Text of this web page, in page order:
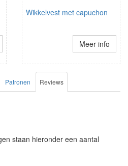
Wikkelvest met capuchon
Meer info
Patronen Reviews
staan hieronder een aantal